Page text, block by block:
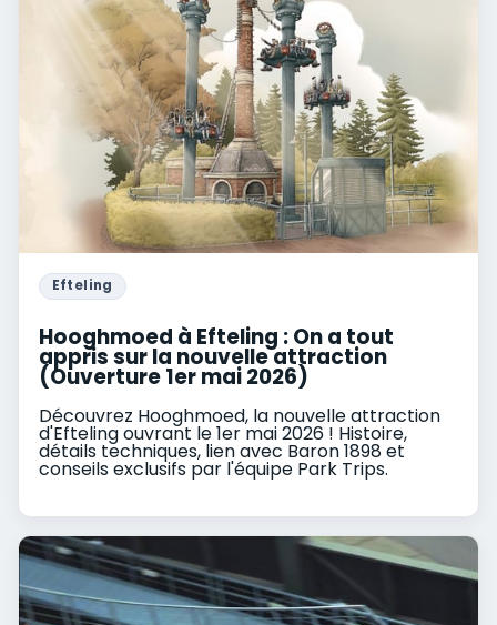
Efteling
Hooghmoed à Efteling : On a tout
appris sur la nouvelle attraction
(Ouverture 1er mai 2026)
Découvrez Hooghmoed, la nouvelle attraction
d'Efteling ouvrant le 1er mai 2026 ! Histoire,
détails techniques, lien avec Baron 1898 et
conseils exclusifs par l'équipe Park Trips.